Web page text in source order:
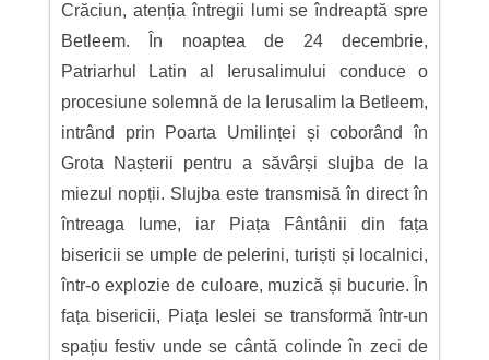
Crăciun, atenția întregii lumi se îndreaptă spre
Betleem. În noaptea de 24 decembrie,
Patriarhul Latin al Ierusalimului conduce o
procesiune solemnă de la Ierusalim la Betleem,
intrând prin Poarta Umilinței și coborând în
Grota Nașterii pentru a săvârși slujba de la
miezul nopții. Slujba este transmisă în direct în
întreaga lume, iar Piața Fântânii din fața
bisericii se umple de pelerini, turiști și localnici,
într-o explozie de culoare, muzică și bucurie. În
fața bisericii, Piața Ieslei se transformă într-un
spațiu festiv unde se cântă colinde în zeci de